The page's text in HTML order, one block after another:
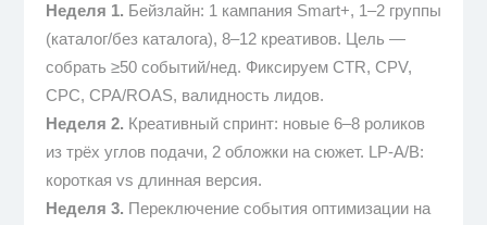
Неделя 1. Бейзлайн: 1 кампания Smart+, 1–2 группы
(каталог/без каталога), 8–12 креативов. Цель —
собрать ≥50 событий/нед. Фиксируем CTR, CPV,
CPC, CPA/ROAS, валидность лидов.
Неделя 2. Креативный спринт: новые 6–8 роликов
из трёх углов подачи, 2 обложки на сюжет. LP-A/B:
короткая vs длинная версия.
Неделя 3. Переключение события оптимизации на